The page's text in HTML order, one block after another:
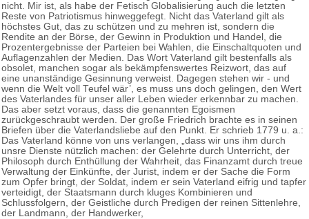
nicht. Mir ist, als habe der Fetisch Globalisierung auch die letzten
Reste von Patriotismus hinweggefegt. Nicht das Vaterland gilt als
höchstes Gut, das zu schützen und zu mehren ist, sondern die
Rendite an der Börse, der Gewinn in Produktion und Handel, die
Prozentergebnisse der Parteien bei Wahlen, die Einschaltquoten und
Auflagenzahlen der Medien. Das Wort Vaterland gilt bestenfalls als
obsolet, manchen sogar als bekämpfenswertes Reizwort, das auf
eine unanständige Gesinnung verweist. Dagegen stehen wir - und
wenn die Welt voll Teufel wär’, es muss uns doch gelingen, den Wert
des Vaterlandes für unser aller Leben wieder erkennbar zu machen.
Das aber setzt voraus, dass die genannten Egoismen
zurückgeschraubt werden. Der große Friedrich brachte es in seinen
Briefen über die Vaterlandsliebe auf den Punkt. Er schrieb 1779 u. a.:
Das Vaterland könne von uns verlangen, „dass wir uns ihm durch
unsre Dienste nützlich machen: der Gelehrte durch Unterricht, der
Philosoph durch Enthüllung der Wahrheit, das Finanzamt durch treue
Verwaltung der Einkünfte, der Jurist, indem er der Sache die Form
zum Opfer bringt, der Soldat, indem er sein Vaterland eifrig und tapfer
verteidigt, der Staatsmann durch kluges Kombinieren und
Schlussfolgern, der Geistliche durch Predigen der reinen Sittenlehre,
der Landmann, der Handwerker,